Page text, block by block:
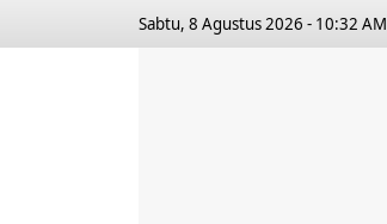
Sabtu, 8 Agustus 2026 - 10:32 AM